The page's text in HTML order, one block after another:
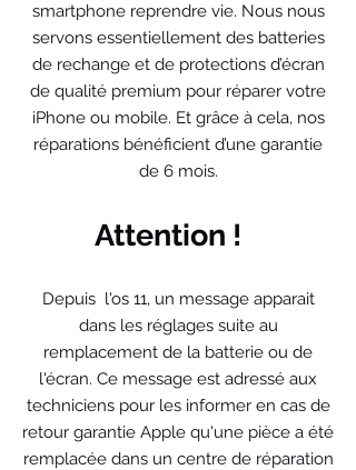
smartphone reprendre vie. Nous nous
servons essentiellement des batteries
de rechange et de protections d’écran
de qualité premium pour réparer votre
iPhone ou mobile. Et grâce à cela, nos
réparations bénéficient d’une garantie
de 6 mois.
Attention !
Depuis l'os 11, un message apparait
dans les réglages suite au
remplacement de la batterie ou de
l'écran. Ce message est adressé aux
techniciens pour les informer en cas de
retour garantie Apple qu'une pièce a été
remplacée dans un centre de réparation